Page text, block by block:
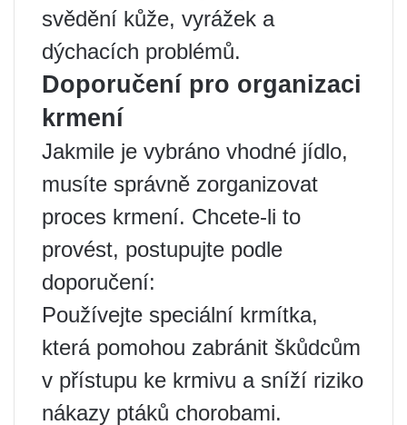
svědění kůže, vyrážek a
dýchacích problémů.
Doporučení pro organizaci
krmení
Jakmile je vybráno vhodné jídlo,
musíte správně zorganizovat
proces krmení. Chcete-li to
provést, postupujte podle
doporučení:
Používejte speciální krmítka,
která pomohou zabránit škůdcům
v přístupu ke krmivu a sníží riziko
nákazy ptáků chorobami.